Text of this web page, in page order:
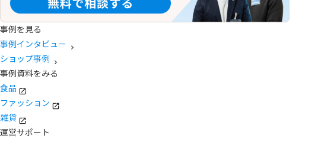
事例を見る
事例インタビュー
ショップ事例
事例資料をみる
食品
ファッション
雑貨
運営サポート